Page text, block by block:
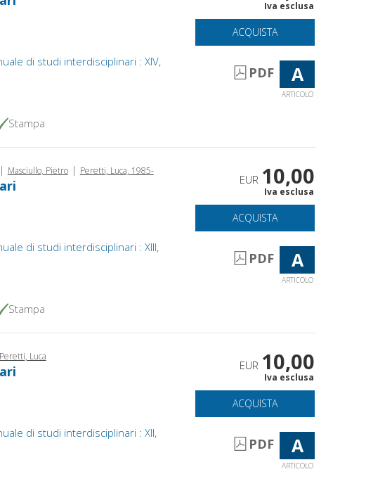
di studi interdisciplinari : XIV,
Stampa
Iva esclusa
ACQUISTA
PDF A
ARTICOLO
| Masciullo, Pietro | Peretti, Luca, 1985-
di studi interdisciplinari : XIII,
Stampa
EUR 10,00
Iva esclusa
ACQUISTA
PDF A
ARTICOLO
Peretti, Luca
di studi interdisciplinari : XII,
EUR 10,00
Iva esclusa
ACQUISTA
PDF A
ARTICOLO